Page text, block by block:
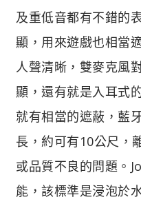
及重低音都有不錯的
顯，用來遊戲也相當
人聲清晰，雙麥克風
顯，還有就是入耳式
就有相當的遮蔽，藍
長，約可有10公尺，
或品質不良的問題。
能，該標準是浸泡於